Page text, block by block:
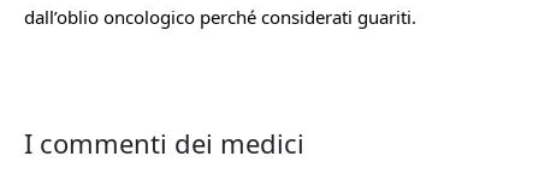
dall’oblio oncologico perché considerati guariti.
I commenti dei medici